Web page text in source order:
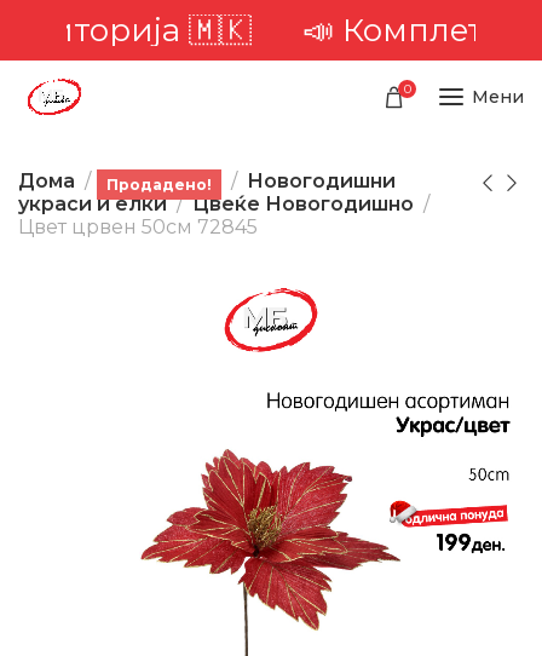
🇲🇰 📣 Комплетна
0 Мени
Дома Производи
Новогодишни
украси и елки
Цвеќе Новогодишно
Цвет црвен 50см 72845
Продадено!